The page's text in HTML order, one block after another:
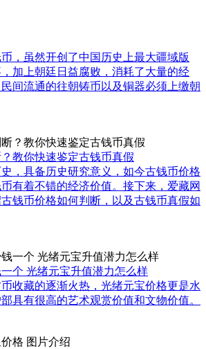
，虽然开创了中国历史上最大疆域版
加上朝廷日益腐败，消耗了大量的经
间流通的往朝铸币以及铜器必须上缴朝
教你快速鉴定古钱币真假
，具备历史研究意义，如今古钱币价格
有着不错的经济价值。接下来，爱藏网
钱币价格如何判断，以及古钱币真假如
个 光绪元宝升值潜力怎么样
收藏的逐渐火热，光绪元宝价格更是水
具有很高的艺术观赏价值和文物价值。